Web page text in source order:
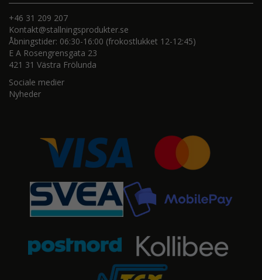
+46 31 209 207
Kontakt@stallningsprodukter.se
Åbningstider: 06:30-16:00 (frokostlukket 12-12:45)
E A Rosengrensgata 23
421 31 Västra Frölunda
Sociale medier
Nyheder